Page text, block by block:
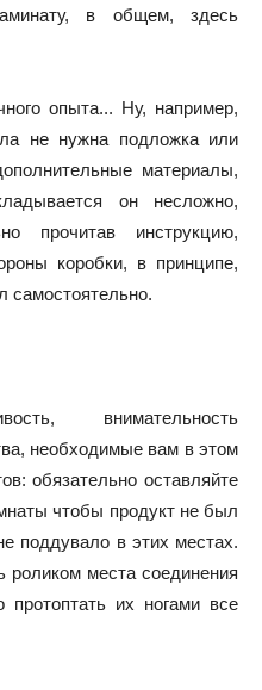
в общем, здесь
опыта... Ну, например,
не нужна подложка или
материалы,
он несложно,
прочитав инструкцию,
коробки, в принципе,
самостоятельно.
внимательность
необходимые вам в этом
обязательно оставляйте
чтобы продукт не был
поддувало в этих местах.
роликом места соединения
их ногами все